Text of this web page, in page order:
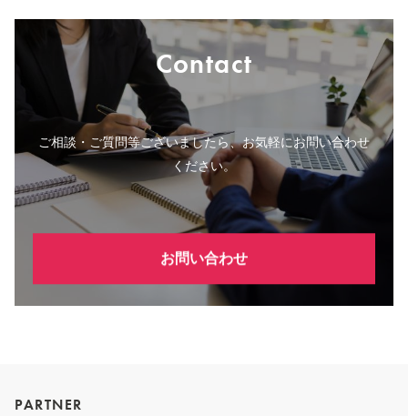
Contact
ご相談・ご質問等ございましたら、お気軽にお問い合わせ
ください。
お問い合わせ
PARTNER